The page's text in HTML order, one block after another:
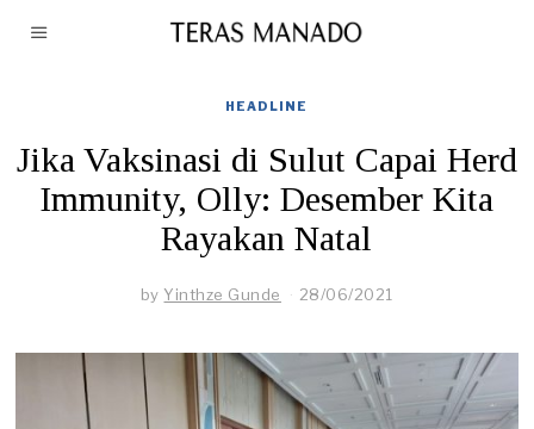
HEADLINE
Jika Vaksinasi di Sulut Capai Herd
Immunity, Olly: Desember Kita
Rayakan Natal
by Yinthze Gunde 28/06/2021